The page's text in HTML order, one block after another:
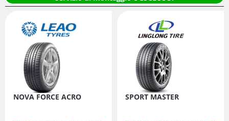
NOVA FORCE ACRO SPORT MASTER